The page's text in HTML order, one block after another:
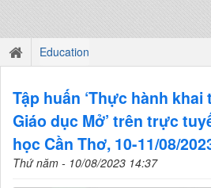
Education
Tập huấn ‘Thực hành khai
Giáo dục Mở’ trên trực
học Cần Thơ, 10-11/08/
Thứ năm - 10/08/2023 14:37